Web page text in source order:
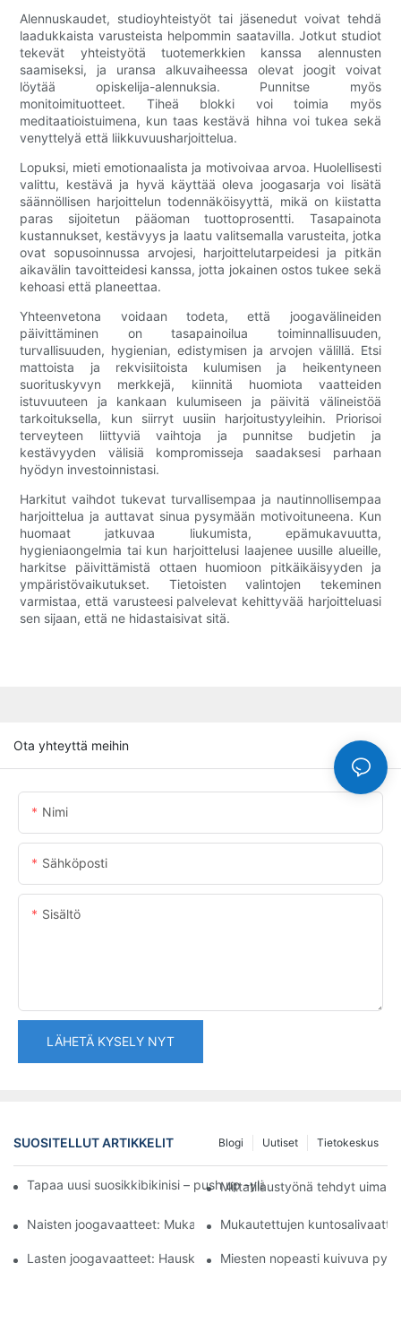
Alennuskaudet, studioyhteistyöt tai jäsenedut voivat tehdä
laadukkaista varusteista helpommin saatavilla. Jotkut studiot
tekevät yhteistyötä tuotemerkkien kanssa alennusten
saamiseksi, ja uransa alkuvaiheessa olevat joogit voivat
löytää opiskelija-alennuksia. Punnitse myös
monitoimituotteet. Tiheä blokki voi toimia myös
meditaatioistuimena, kun taas kestävä hihna voi tukea sekä
venyttelyä että liikkuvuusharjoittelua.
Lopuksi, mieti emotionaalista ja motivoivaa arvoa. Huolellisesti
valittu, kestävä ja hyvä käyttää oleva joogasarja voi lisätä
säännöllisen harjoittelun todennäköisyyttä, mikä on kiistatta
paras sijoitetun pääoman tuottoprosentti. Tasapainota
kustannukset, kestävyys ja laatu valitsemalla varusteita, jotka
ovat sopusoinnussa arvojesi, harjoittelutarpeidesi ja pitkän
aikavälin tavoitteidesi kanssa, jotta jokainen ostos tukee sekä
kehoasi että planeettaa.
Yhteenvetona voidaan todeta, että joogavälineiden
päivittäminen on tasapainoilua toiminnallisuuden,
turvallisuuden, hygienian, edistymisen ja arvojen välillä. Etsi
mattoista ja rekvisiitoista kulumisen ja heikentyneen
suorituskyvyn merkkejä, kiinnitä huomiota vaatteiden
istuvuuteen ja kankaan kulumiseen ja päivitä välineistöä
tarkoituksella, kun siirryt uusiin harjoitustyyleihin. Priorisoi
terveyteen liittyviä vaihtoja ja punnitse budjetin ja
kestävyyden välisiä kompromisseja saadaksesi parhaan
hyödyn investoinnistasi.
Harkitut vaihdot tukevat turvallisempaa ja nautinnollisempaa
harjoittelua ja auttavat sinua pysymään motivoituneena. Kun
huomaat jatkuvaa liukumista, epämukavuutta,
hygieniaongelmia tai kun harjoittelusi laajenee uusille alueille,
harkitse päivittämistä ottaen huomioon pitkäikäisyyden ja
ympäristövaikutukset. Tietoisten valintojen tekeminen
varmistaa, että varusteesi palvelevat kehittyvää harjoitteluasi
sen sijaan, että ne hidastaisivat sitä.
Ota yhteyttä meihin
Nimi
Sähköposti
Sisältö
LÄHETÄ KYSELY NYT
SUOSITELLUT ARTIKKELIT Tietokeskus
Uutiset
Blogi
Tapaa uusi suosikkibikinisi – push up -yläosa ja imarteleva
Mittatilaustyönä tehdyt
Naisten joogavaatteet: Mukavat tyylit jokaiselle vartalolle
Mukautettujen
Lasten joogavaatteet: Hauskoja malleja nuorille harrastajille
Miesten nopeasti kuivuva